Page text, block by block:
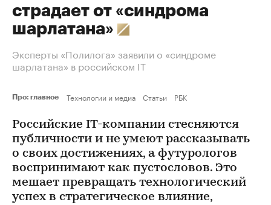
страдает от «синдрома
шарлатана»
Эксперты «Полилога» заявили о «синдроме
шарлатана» в российском IT
Про: главное Технологии и медиа Статьи РБК
Российские IT-компании стесняются
публичности и не умеют рассказывать
о своих достижениях, а футурологов
воспринимают как пустословов. Это
мешает превращать технологический
успех в стратегическое влияние,